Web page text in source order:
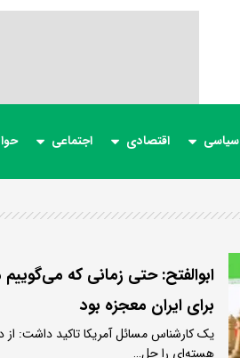
سیاسی اقتصادی اجتماعی
ابوالفتح: حتی زمانی که
برای ایران معجزه بود
یک کارشناس مسائل آمریکا تاکید داشت: از
هسته‌ای را حل…